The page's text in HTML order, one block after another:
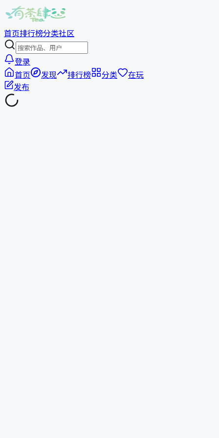
首页排行榜分类社区
登录
首页
发现 排行榜 分类
在玩
发布